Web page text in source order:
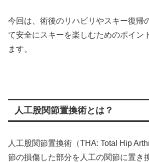
今回は、術後のリハビリやスキー復帰
て安全にスキーを楽しむためのポイン
ます。
人工股関節置換術とは？
人工股関節置換術（THA: Total Hip
節の損傷した部分を人工の関節に置き